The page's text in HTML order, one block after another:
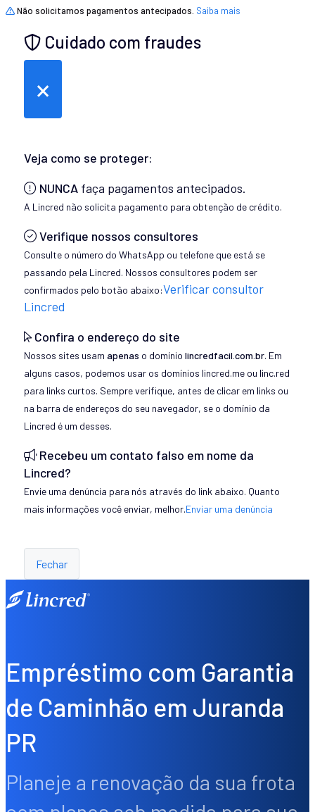
Não solicitamos pagamentos antecipados. Saiba mais
Cuidado com fraudes
×
Veja como se proteger:
NUNCAfaça pagamentos antecipados.
A Lincred não solicita pagamento para obtenção de crédito.
Verifique nossos consultores
Consulte o número do WhatsApp ou telefone que está se
passando pela Lincred. Nossos consultores podem ser
confirmados pelo botão abaixo:Verificar consultor
Lincred
Confira o endereço do site
Nossos sites usam apenas o domínio lincredfacil.com.br. Em
alguns casos, podemos usar os domínios lincred.me ou linc.red
para links curtos. Sempre verifique, antes de clicar em links ou
na barra de endereços do seu navegador, se o domínio da
Lincred é um desses.
Recebeu um contato falso em nome da
Lincred?
Envie uma denúncia para nós através do link abaixo. Quanto
mais informações você enviar, melhor.Enviar uma denúncia
Fechar
Empréstimo com Garantia
de Caminhão em Juranda
PR
Planeje a renovação da sua frota